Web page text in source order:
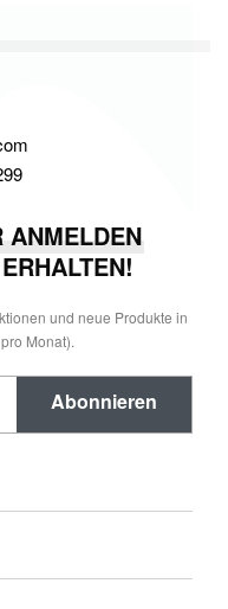
ANMELDEN
und neue Produkte in
Monat).
Abonnieren